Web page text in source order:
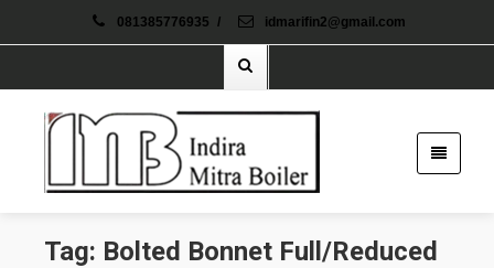
081385776935 / idmarifin2@gmail.com
Tag: Bolted Bonnet Full/Reduced